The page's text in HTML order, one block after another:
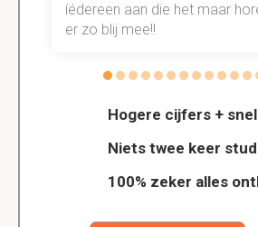
Hogere cijfers +
Niets twee keer
100% zeker alles
íédereen aan die het maar
er zo blij mee!!